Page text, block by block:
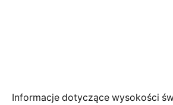
Informacje dotyczące wysokości